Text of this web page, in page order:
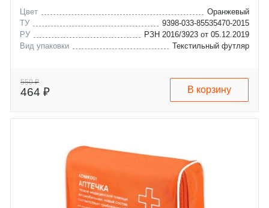
Цвет
Оранжевый
ТУ
9398-033-85535470-2015
РУ
РЗН 2016/3923 от 05.12.2019
Вид упаковки
Текстильный футляр
550 ₽
464 ₽ В корзину